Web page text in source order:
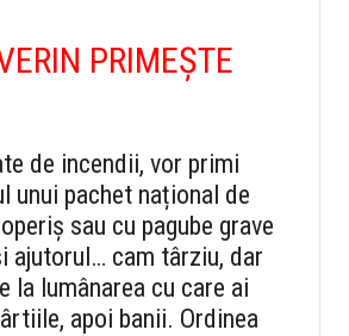
PRIMEȘTE
de incendii, vor primi
unui pachet național de
sau cu pagube grave
ajutorul… cam târziu, dar
lumânarea cu care ai
apoi banii. Ordinea